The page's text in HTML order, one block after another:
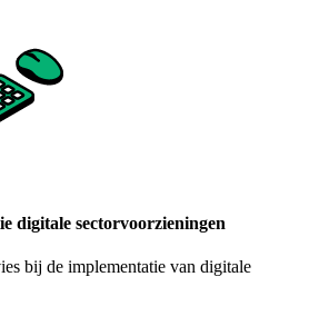
digitale sectorvoorzieningen
bij de implementatie van digitale